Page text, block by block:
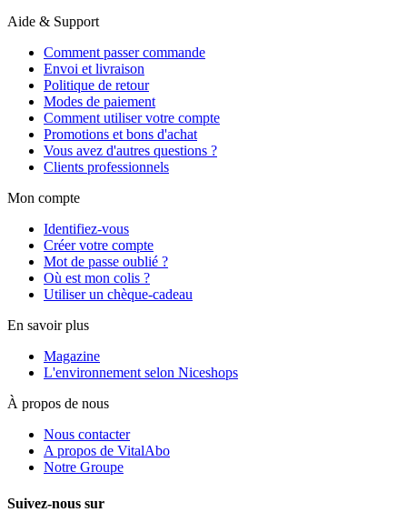
Aide & Support
Comment passer commande
Envoi et livraison
Politique de retour
Modes de paiement
Comment utiliser votre compte
Promotions et bons d'achat
Vous avez d'autres questions ?
Clients professionnels
Mon compte
Identifiez-vous
Créer votre compte
Mot de passe oublié ?
Où est mon colis ?
Utiliser un chèque-cadeau
En savoir plus
Magazine
L'environnement selon Niceshops
À propos de nous
Nous contacter
A propos de VitalAbo
Notre Groupe
Suivez-nous sur